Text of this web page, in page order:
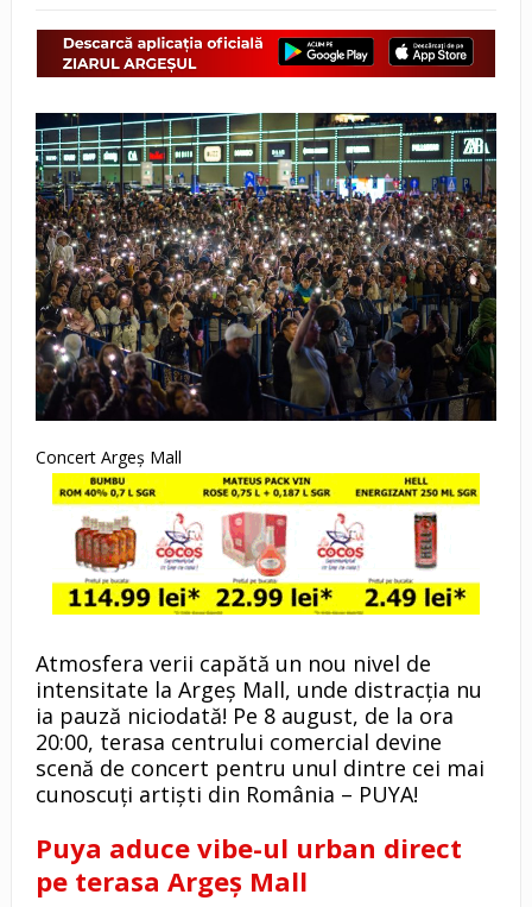
Concert Argeș Mall
Atmosfera verii capătă un nou nivel de
intensitate la Argeș Mall, unde distracția nu
ia pauză niciodată! Pe 8 august, de la ora
20:00, terasa centrului comercial devine
scenă de concert pentru unul dintre cei mai
cunoscuți artiști din România – PUYA!
Puya aduce vibe-ul urban direct
pe terasa Argeș Mall